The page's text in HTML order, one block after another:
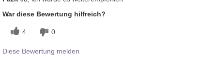
War diese Bewertung hilfreich?
4 0
Diese Bewertung melden